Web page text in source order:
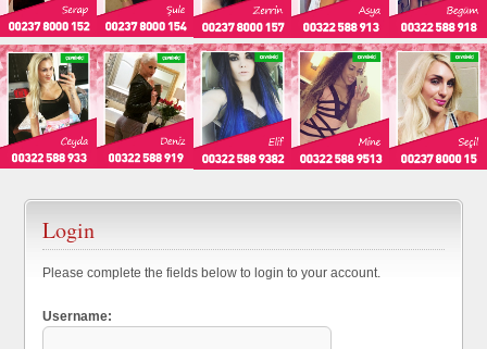
Login
Please complete the fields below to login to your account.
Username: